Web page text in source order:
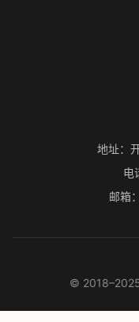
地址：
电
邮箱
©